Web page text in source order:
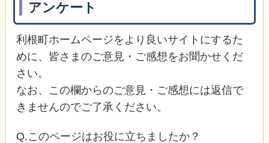
アンケート
利根町ホームページをより良いサイトにするた
めに、皆さまのご意見・ご感想をお聞かせくだ
さい。
なお、この欄からのご意見・ご感想には返信で
きませんのでご了承ください。
Q.このページはお役に立ちましたか？